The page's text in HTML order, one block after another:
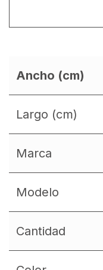
Ancho (cm)
Largo (cm)
Marca
Modelo
Cantidad